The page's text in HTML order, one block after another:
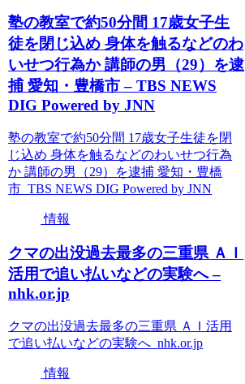
塾の教室で約50分間 17歳女子生
徒を閉じ込め 身体を触るなどのわ
いせつ行為か 講師の男（29）を逮
捕 愛知・豊橋市 – TBS NEWS
DIG Powered by JNN
塾の教室で約50分間 17歳女子生徒を閉
じ込め 身体を触るなどのわいせつ行為
か 講師の男（29）を逮捕 愛知・豊橋
市 TBS NEWS DIG Powered by JNN
情報
クマの出没過去最多の三重県 ＡＩ
活用で追い払いなどの実験へ –
nhk.or.jp
クマの出没過去最多の三重県 ＡＩ活用
で追い払いなどの実験へ nhk.or.jp
情報